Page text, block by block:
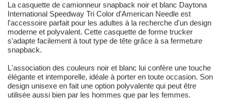
La casquette de camionneur snapback noir et blanc Daytona
International Speedway Tri Color d'American Needle est
l'accessoire parfait pour les adultes à la recherche d'un design
moderne et polyvalent. Cette casquette de forme trucker
s'adapte facilement à tout type de tête grâce à sa fermeture
snapback.
L'association des couleurs noir et blanc lui confère une touche
élégante et intemporelle, idéale à porter en toute occasion. Son
design unisexe en fait une option polyvalente qui peut être
utilisée aussi bien par les hommes que par les femmes.